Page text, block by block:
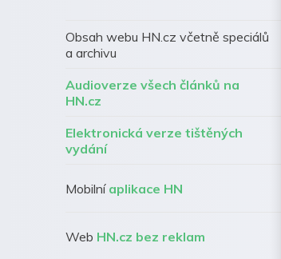
Obsah webu HN.cz včetně speciálů
a archivu
Audioverze všech článků na
HN.cz
Elektronická verze tištěných
vydání
Mobilní aplikace HN
Web HN.cz bez reklam